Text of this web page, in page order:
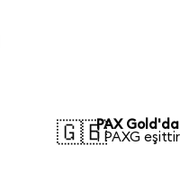
🇬🇧PAX
1 PAXG